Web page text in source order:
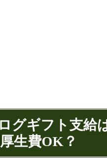
グギフト支給
生費OK？